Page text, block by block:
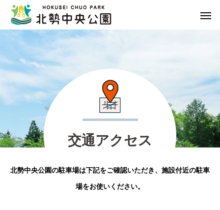
交通アクセス
北勢中央公園の駐車場は下記をご確認いただき、施設付近の駐車
場をお使いください。